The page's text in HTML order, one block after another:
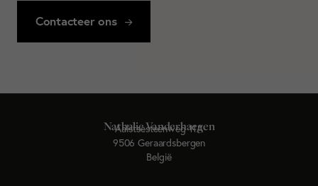
Contacteer ons
Nathalie Vanderhaegen
Aalstsesteenweg 11A
9506 Geraardsbergen
België